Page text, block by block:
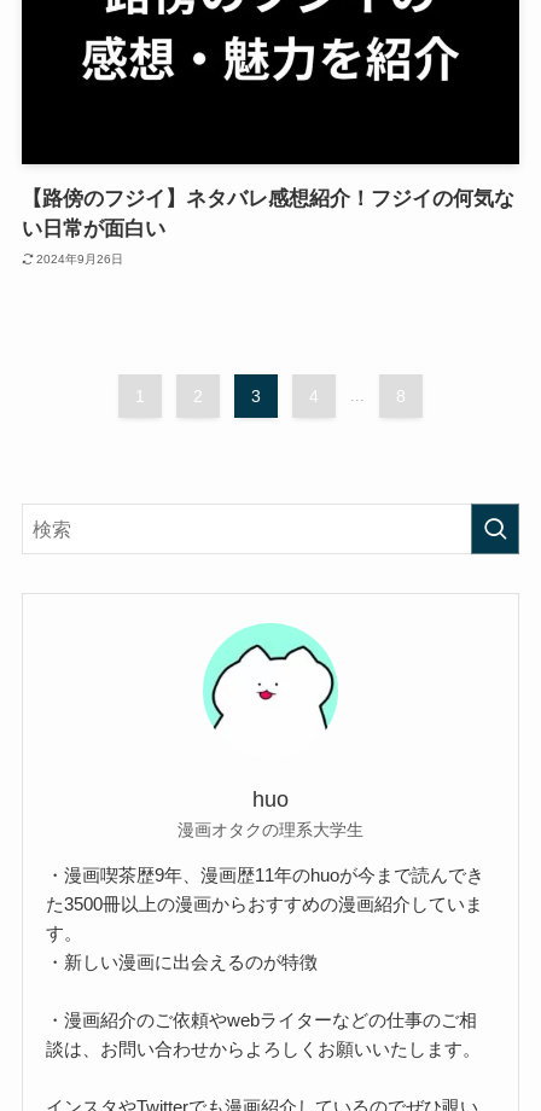
【路傍のフジイ】ネタバレ感想紹介！フジイの何気な
い日常が面白い
2024年9月26日
1 2 3 4 ... 8
huo
漫画オタクの理系大学生
・漫画喫茶歴9年、漫画歴11年のhuoが今まで読んでき
た3500冊以上の漫画からおすすめの漫画紹介していま
す。
・新しい漫画に出会えるのが特徴
・漫画紹介のご依頼やwebライターなどの仕事のご相
談は、お問い合わせからよろしくお願いいたします。